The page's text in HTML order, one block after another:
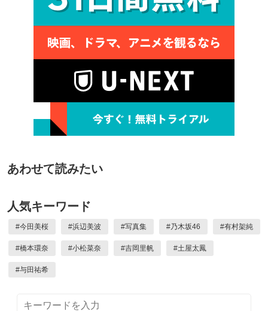
あわせて読みたい
人気キーワード
#今田美桜 #浜辺美波 #写真集 #乃木坂46 #有村架純
#橋本環奈 #小松菜奈 #吉岡里帆 #土屋太鳳
#与田祐希